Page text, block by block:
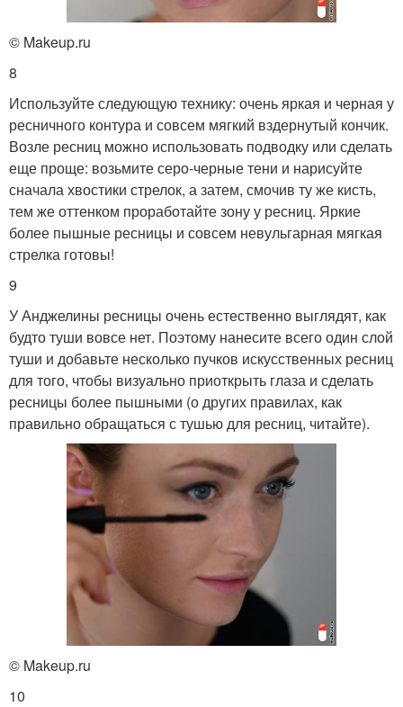
© Makeup.ru
8
Используйте следующую технику: очень яркая и черная у
ресничного контура и совсем мягкий вздернутый кончик.
Возле ресниц можно использовать подводку или сделать
еще проще: возьмите серо-черные тени и нарисуйте
сначала хвостики стрелок, а затем, смочив ту же кисть,
тем же оттенком проработайте зону у ресниц. Яркие
более пышные ресницы и совсем невульгарная мягкая
стрелка готовы!
9
У Анджелины ресницы очень естественно выглядят, как
будто туши вовсе нет. Поэтому нанесите всего один слой
туши и добавьте несколько пучков искусственных ресниц
для того, чтобы визуально приоткрыть глаза и сделать
ресницы более пышными (о других правилах, как
правильно обращаться с тушью для ресниц, читайте).
© Makeup.ru
10